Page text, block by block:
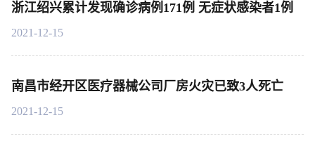
浙江绍兴累计发现确诊病例171例 无症状感染者1例
2021-12-15
南昌市经开区医疗器械公司厂房火灾已致3人死亡
2021-12-15